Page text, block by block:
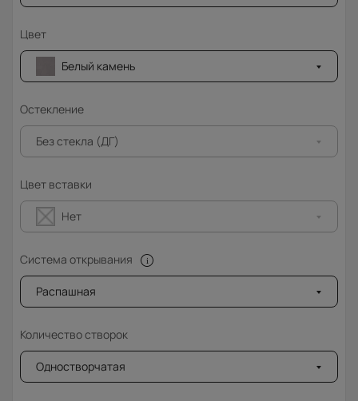
Цвет
Белый камень
Остекление
Без стекла (ДГ)
Цвет вставки
Нет
Система открывания
Распашная
Количество створок
Одностворчатая